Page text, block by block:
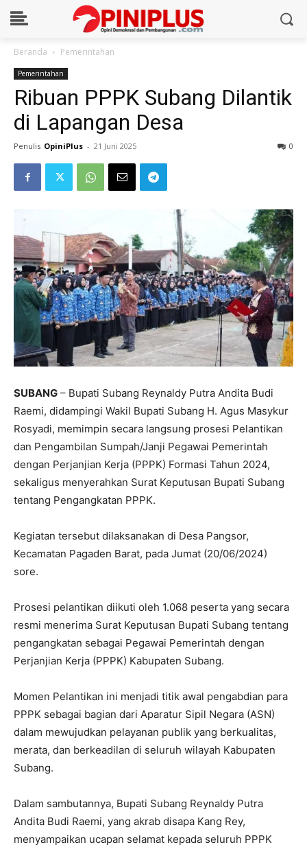
Beranda Pemerintahan
Pemerintahan
Ribuan PPPK Subang Dilantik
di Lapangan Desa
Penulis OpiniPlus - 21 Juni 2025 0
SUBANG – Bupati Subang Reynaldy Putra Andita Budi
Raemi, didampingi Wakil Bupati Subang H. Agus Masykur
Rosyadi, memimpin secara langsung prosesi Pelantikan
dan Pengambilan Sumpah/Janji Pegawai Pemerintah
dengan Perjanjian Kerja (PPPK) Formasi Tahun 2024,
sekaligus menyerahkan Surat Keputusan Bupati Subang
tentang Pengangkatan PPPK.
Kegiatan tersebut dilaksanakan di Desa Pangsor,
Kecamatan Pagaden Barat, pada Jumat (20/06/2024)
sore.
Prosesi pelantikan diikuti oleh 1.068 peserta yang secara
resmi menerima Surat Keputusan Bupati Subang tentang
pengangkatan sebagai Pegawai Pemerintah dengan
Perjanjian Kerja (PPPK) Kabupaten Subang.
Momen Pelantikan ini menjadi titik awal pengabdian para
PPPK sebagai bagian dari Aparatur Sipil Negara (ASN)
dalam mewujudkan pelayanan publik yang berkualitas,
merata, dan berkeadilan di seluruh wilayah Kabupaten
Subang.
Dalam sambutannya, Bupati Subang Reynaldy Putra
Andita Budi Raemi, yang akrab disapa Kang Rey,
menyampaikan ucapan selamat kepada seluruh PPPK